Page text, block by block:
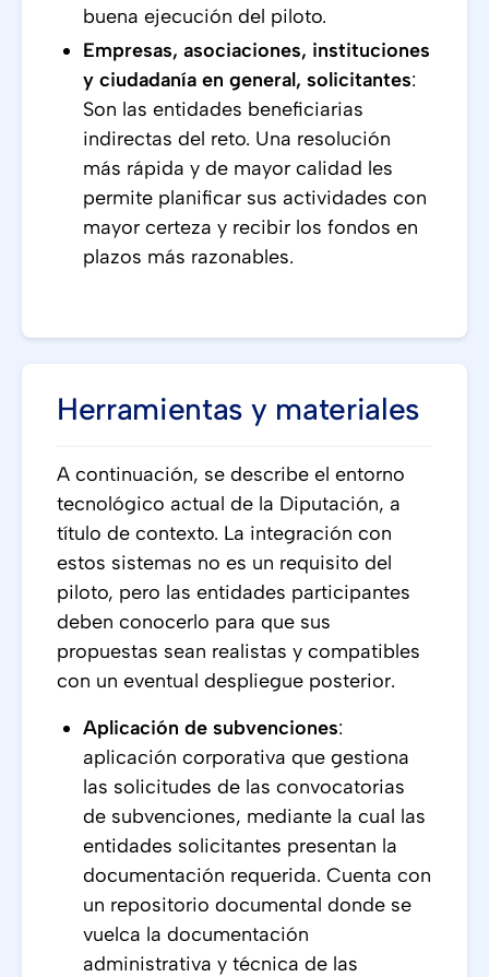
buena ejecución del piloto.
Empresas, asociaciones, instituciones
y ciudadanía en general, solicitantes:
Son las entidades beneficiarias
indirectas del reto. Una resolución
más rápida y de mayor calidad les
permite planificar sus actividades con
mayor certeza y recibir los fondos en
plazos más razonables.
Herramientas y materiales
A continuación, se describe el entorno
tecnológico actual de la Diputación, a
título de contexto. La integración con
estos sistemas no es un requisito del
piloto, pero las entidades participantes
deben conocerlo para que sus
propuestas sean realistas y compatibles
con un eventual despliegue posterior.
Aplicación de subvenciones:
aplicación corporativa que gestiona
las solicitudes de las convocatorias
de subvenciones, mediante la cual las
entidades solicitantes presentan la
documentación requerida. Cuenta con
un repositorio documental donde se
vuelca la documentación
administrativa y técnica de las